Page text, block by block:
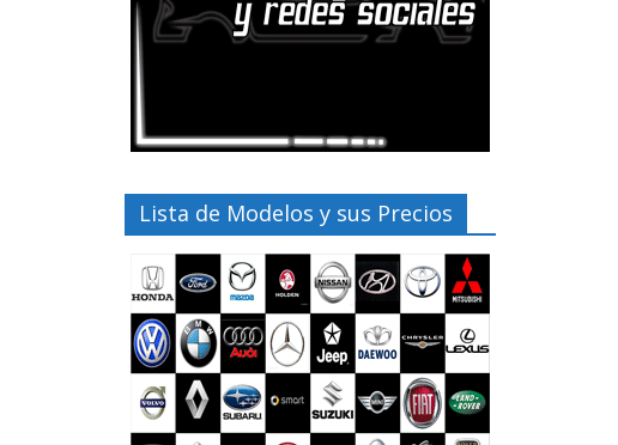
Lista de Modelos y sus Precios